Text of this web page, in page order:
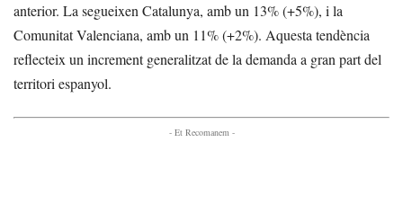
anterior. La segueixen Catalunya, amb un 13% (+5%), i la
Comunitat Valenciana, amb un 11% (+2%). Aquesta tendència
reflecteix un increment generalitzat de la demanda a gran part del
territori espanyol.
- Et Recomanem -